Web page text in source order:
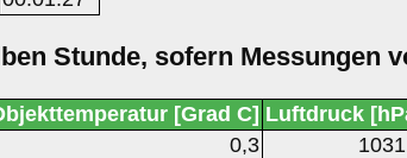
Stunde, sofern Messungen
[Grad C] Luftdruck
0,3